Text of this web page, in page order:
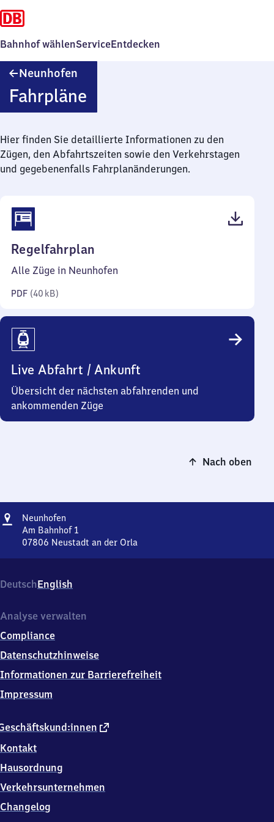
Bahnhof wählenServiceEntdecken
Neunhofen
Fahrpläne
Hier finden Sie detaillierte Informationen zu den
Zügen, den Abfahrtszeiten sowie den Verkehrstagen
und gegebenenfalls Fahrplanänderungen.
Regelfahrplan
40
Alle Züge in Neunhofen
PDF (40 kB)
Live Abfahrt / Ankunft
Übersicht der nächsten abfahrenden und
ankommenden Züge
Nach oben
Adresse
Neunhofen
Am Bahnhof 1
07806 Neustadt an der Orla
Bahnhof
1,
7
0
6
an
der
Orla
DeutschEnglish
externer
Kontakt
Hausordnung
Verkehrsunternehmen
Changelog
Analyse verwalten
Compliance
Datenschutzhinweise
Informationen zur Barrierefreiheit
Impressum